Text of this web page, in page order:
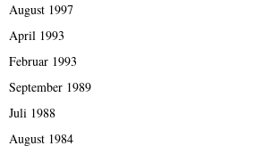
August 1997
April 1993
Februar 1993
September 1989
Juli 1988
August 1984